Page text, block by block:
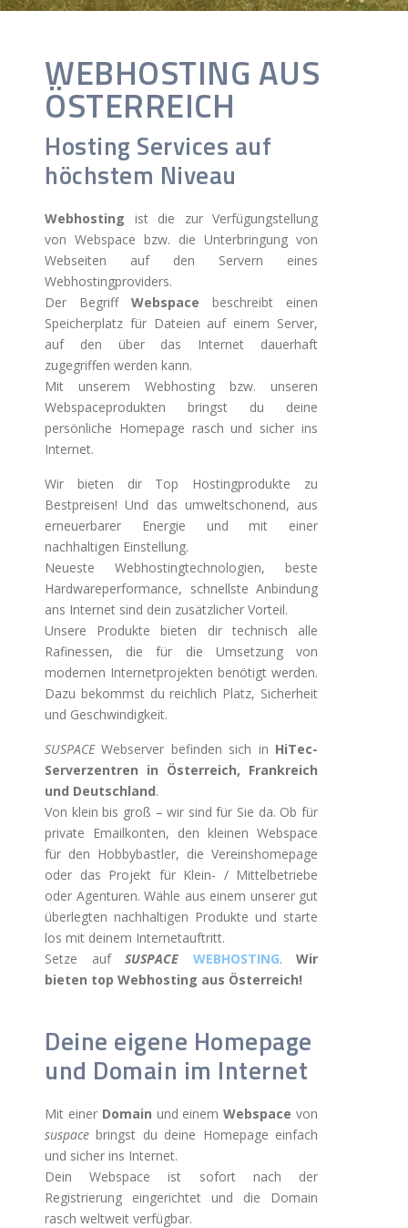
WEBHOSTING AUS
ÖSTERREICH
Hosting Services auf
höchstem Niveau
Webhosting ist die zur Verfügungstellung
von Webspace bzw. die Unterbringung von
Webseiten auf den Servern eines
Webhostingproviders.
Der Begriff Webspace beschreibt einen
Speicherplatz für Dateien auf einem Server,
auf den über das Internet dauerhaft
zugegriffen werden kann.
Mit unserem Webhosting bzw. unseren
Webspaceprodukten bringst du deine
persönliche Homepage rasch und sicher ins
Internet.
Wir bieten dir Top Hostingprodukte zu
Bestpreisen! Und das umweltschonend, aus
erneuerbarer Energie und mit einer
nachhaltigen Einstellung.
Neueste Webhostingtechnologien, beste
Hardwareperformance, schnellste Anbindung
ans Internet sind dein zusätzlicher Vorteil.
Unsere Produkte bieten dir technisch alle
Rafinessen, die für die Umsetzung von
modernen Internetprojekten benötigt werden.
Dazu bekommst du reichlich Platz, Sicherheit
und Geschwindigkeit.
SUSPACEWebserver befinden sich in HiTec-
Serverzentren in Österreich, Frankreich
und Deutschland.
Von klein bis groß – wir sind für Sie da. Ob für
private Emailkonten, den kleinen Webspace
für den Hobbybastler, die Vereinshomepage
oder das Projekt für Klein- / Mittelbetriebe
oder Agenturen. Wähle aus einem unserer gut
überlegten nachhaltigen Produkte und starte
los mit deinem Internetauftritt.
Setze auf SUSPACE WEBHOSTING. Wir
bieten top Webhosting aus Österreich!
Deine eigene Homepage
und Domain im Internet
Mit einer Domain und einemWebspacevon
suspacebringst du deine Homepage einfach
und sicher ins Internet.
Dein Webspace ist sofort nach der
Registrierung eingerichtet und die Domain
rasch weltweit verfügbar.